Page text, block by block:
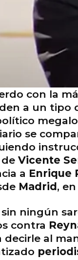
con la
a un tipo
se
Vicente
a Enrique
Madrid,
ningún
contra
decirle al